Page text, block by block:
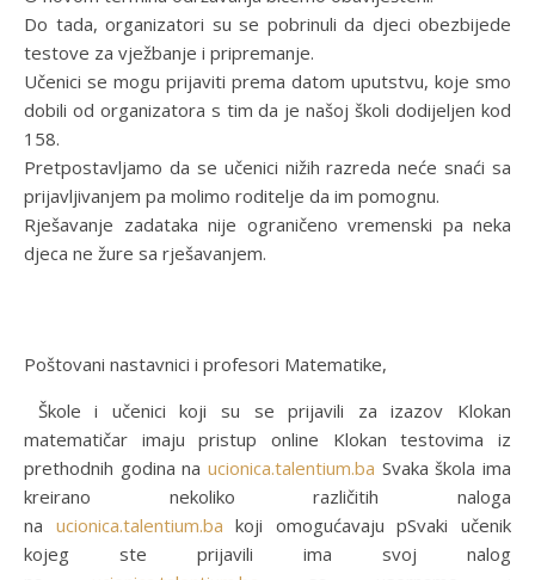
Do tada, organizatori su se pobrinuli da djeci obezbijede
testove za vježbanje i pripremanje.
Učenici se mogu prijaviti prema datom uputstvu, koje smo
dobili od organizatora s tim da je našoj školi dodijeljen kod
158.
Pretpostavljamo da se učenici nižih razreda neće snaći sa
prijavljivanjem pa molimo roditelje da im pomognu.
Rješavanje zadataka nije ograničeno vremenski pa neka
djeca ne žure sa rješavanjem.
Poštovani nastavnici i profesori Matematike,
Škole i učenici koji su se prijavili za izazov Klokan
matematičar imaju pristup online Klokan testovima iz
prethodnih godina na ucionica.talentium.ba Svaka škola ima
kreirano nekoliko različitih naloga
na ucionica.talentium.ba koji omogućavaju pSvaki učenik
kojeg ste prijavili ima svoj nalog